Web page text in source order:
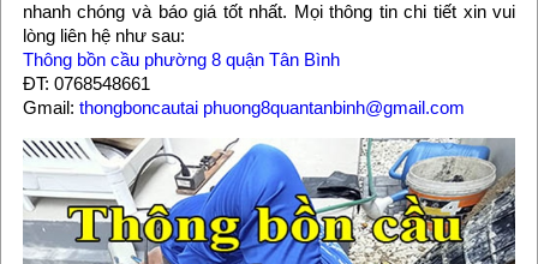
nhanh chóng và báo giá tốt nhất. Mọi thông tin chi tiết xin vui
lòng liên hệ như sau:
Thông bồn cầu phường 8 quận Tân Bình
ĐT: 0768548661
Gmail: thongboncautai phuong8quantanbinh@gmail.com